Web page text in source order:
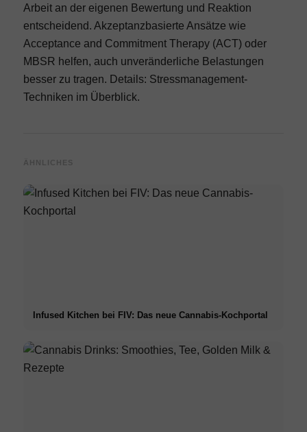
Arbeit an der eigenen Bewertung und Reaktion
entscheidend. Akzeptanzbasierte Ansätze wie
Acceptance and Commitment Therapy (ACT) oder
MBSR helfen, auch unveränderliche Belastungen
besser zu tragen. Details: Stressmanagement-
Techniken im Überblick.
ÄHNLICHES
Infused Kitchen bei FIV: Das neue Cannabis-Kochportal